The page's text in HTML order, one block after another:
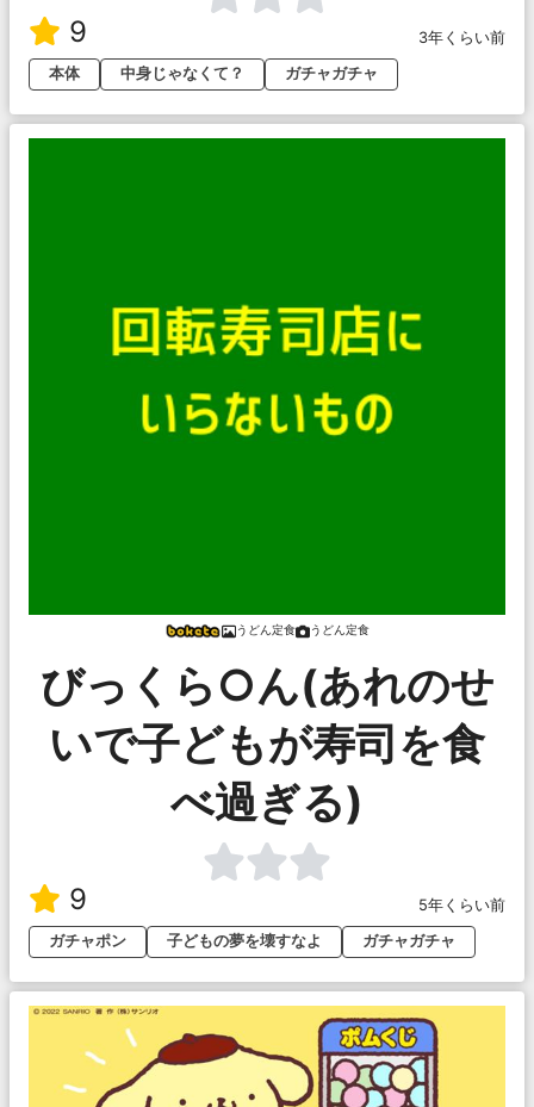
9
3年くらい前
本体
中身じゃなくて？ ガチャガチャ
うどん定食 うどん定食
びっくら○ん(あれのせ
いで子どもが寿司を食
べ過ぎる)
9
5年くらい前
ガチャポン
子どもの夢を壊すなよ ガチャガチャ